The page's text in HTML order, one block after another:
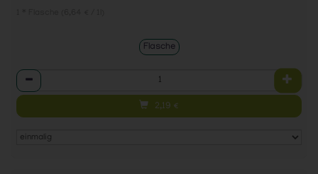
Flasche
Anzahl
2,19 €